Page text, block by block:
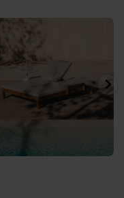
☀️ Sommerens naturlige
samlingspunkt⁠
8 0